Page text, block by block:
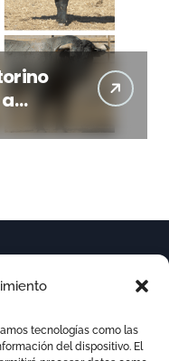
tecnologías como las
del dispositivo. El